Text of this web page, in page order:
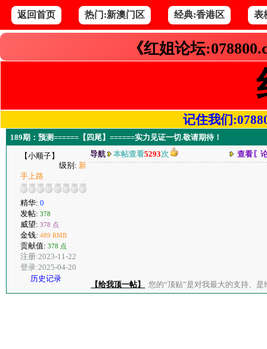
返回首页 热门:新澳门区 经典:香港区 表
《红姐论坛
记住我们
189期：预测======【四尾】======实力见证一切.敬请期待！
【小顺子】
级别: 新
手上路
精华: 0
发帖: 378
威望: 378 点
金钱: 489 RMB
贡献值: 378 点
注册:2023-11-22
登录:2025-04-20
历史记录
导航 本帖查看5293次 查看〖
【给我顶一帖】 您的“顶贴”是对我最大的支持、